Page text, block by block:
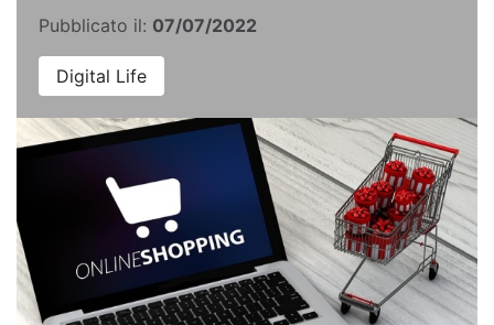
Pubblicato il: 07/07/2022
Digital Life